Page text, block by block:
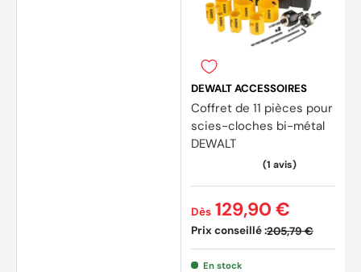
DEWALT ACCESSOIRES
Coffret de 11 pièces pour
scies-cloches bi-métal
DEWALT
Prix conseillé :205,79 €
Dès 129,90 €
En stock